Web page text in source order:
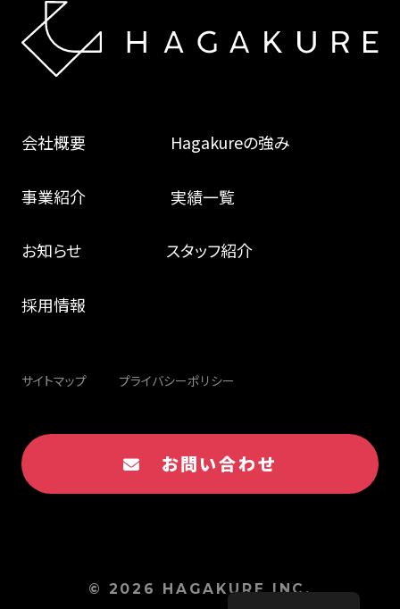
会社概要 Hagakureの強み
事業紹介 実績一覧
お知らせ スタッフ紹介
採用情報
サイトマップ プライバシーポリシー
お問い合わせ
© 2026 HAGAKURE INC.